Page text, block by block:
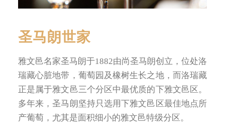
圣马朗世家
雅文邑名家圣马朗于1882由尚圣马朗创立，位处洛
瑞藏心脏地带，葡萄园及橡树生长之地，而洛瑞藏
正是属于雅文邑三个分区中最优质的下雅文邑区。
多年来，圣马朗坚持只选用下雅文邑区最佳地点所
产葡萄，尤其是面积细小的雅文邑特级分区。